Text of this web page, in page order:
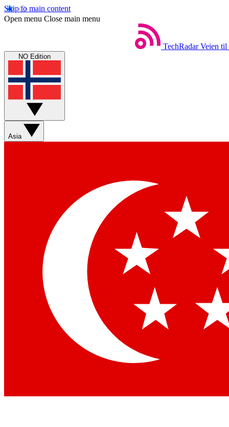
Skip to main content
Open menu Close main menu
TechRadar Veien til
NO Edition
Asia